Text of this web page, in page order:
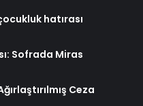
hatırası
Sofrada Miras
Ceza